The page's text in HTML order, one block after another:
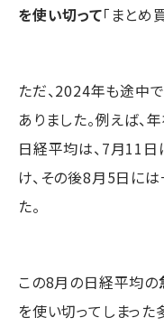
を使い切って「まとめ
ただ、2024年も途中
ありました。例えば
日経平均は、7月11
け、その後8月5日に
た。
この8月の日経平均の
を使い切ってしまった